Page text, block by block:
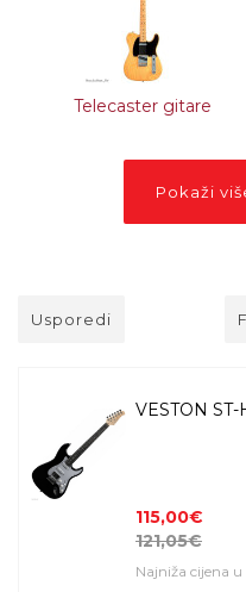
Telecaster gitare
Pokaži
Usporedi
VESTON
115,00€
121,05€
Najniža cijena